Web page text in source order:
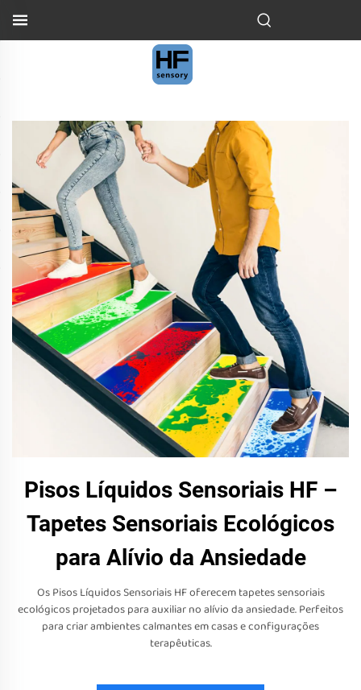
Pisos Líquidos Sensoriais HF –
Tapetes Sensoriais Ecológicos
para Alívio da Ansiedade
Os Pisos Líquidos Sensoriais HF oferecem tapetes sensoriais
ecológicos projetados para auxiliar no alívio da ansiedade. Perfeitos
para criar ambientes calmantes em casas e configurações
terapêuticas.